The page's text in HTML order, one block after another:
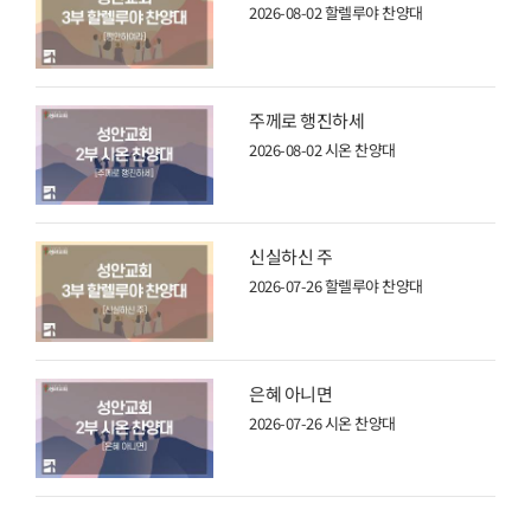
2026-08-02할렐루야 찬양대
주께로 행진하세
2026-08-02시온 찬양대
신실하신 주
2026-07-26할렐루야 찬양대
은혜 아니면
2026-07-26시온 찬양대